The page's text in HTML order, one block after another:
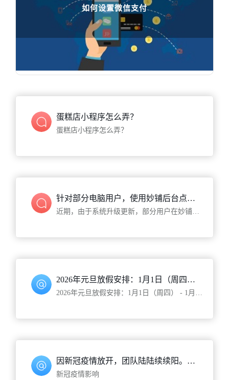
如何设置微信支付
蛋糕店小程序怎么弄？
蛋糕店小程序怎么弄？
针对部分电脑用户，使用妙铺后台点击无反应情况，给出的解决方案。
近期，由于系统升级更新，部分用户在妙铺电脑后台（妙铺店家手机端无此问题）操作的时候，遇到了点击无反应的情况，出现这种情况并非妙铺系统自身问题
2026年元旦放假安排：1月1日（周四） - 1月3日（周六）放假3天，4日（周天）正常上班
2026年元旦放假安排：1月1日（周四） - 1月3日（周六）放假3天，4日（周天）正常上班
因新冠疫情放开，团队陆陆续续阳。若客服回复慢了，请多多包涵！
新冠疫情影响